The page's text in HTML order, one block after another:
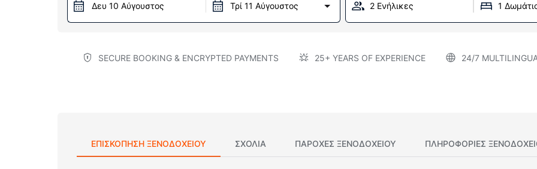
Δευ 10 Αύγουστος Τρί 11 Αύγουστος 2 Ενήλικες 1
SECURE BOOKING & ENCRYPTED PAYMENTS 25+ YEARS OF EXPERIENCE 24/7
ΕΠΙΣΚΌΠΗΣΗ ΞΕΝΟΔΟΧΕΊΟΥ ΣΧΌΛΙΑ ΠΑΡΟΧΕΣ ΞΕΝΟΔΟΧΕΙΟΥ ΠΛΗΡΟΦΟΡΊΕΣ